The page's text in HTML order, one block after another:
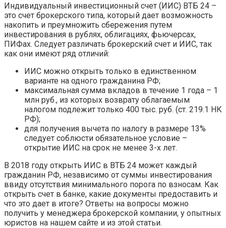
Индивидуальный инвестиционный счет (ИИС) ВТБ 24 –
это счет брокерского типа, который дает возможность
накопить и преумножить сбережения путем
инвестирования в рублях, облигациях, фьючерсах,
ПИФах. Следует различать брокерский счет и ИИС, так
как они имеют ряд отличий:
ИИС можно открыть только в единственном
варианте на одного гражданина РФ;
максимальная сумма вкладов в течение 1 года – 1
млн руб., из которых возврату облагаемым
налогом подлежит только 400 тыс. руб. (ст. 219.1 НК
РФ);
для получения вычета по налогу в размере 13%
следует соблюсти обязательное условие –
открытие ИИС на срок не менее 3-х лет.
В 2018 году открыть ИИС в ВТБ 24 может каждый
гражданин РФ, независимо от суммы инвестирования
ввиду отсутствия минимального порога по взносам. Как
открыть счет в банке, какие документы предоставить и
что это дает в итоге? Ответы на вопросы можно
получить у менеджера брокерской компании, у опытных
юристов на нашем сайте и из этой статьи.